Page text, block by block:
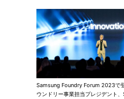
Samsung Foundry Forum 2023で
ウンドリー事業担当プレジデント